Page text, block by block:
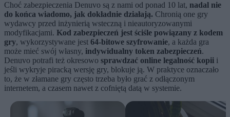
Choć zabezpieczenia Denuvo są z nami od ponad 10 lat, nadal nie
do końca wiadomo, jak dokładnie działają. Chronią one gry
wydawcy przed inżynierią wsteczną i nieautoryzowanymi
modyfikacjami. Kod zabezpieczeń jest ściśle powiązany z kodem
gry, wykorzystywane jest 64‑bitowe szyfrowanie, a każda gra
może mieć swój własny, indywidualny token zabezpieczeń.
Denuvo potrafi też okresowo sprawdzać online legalność kopii i
jeśli wykryje piracką wersję gry, blokuje ją. W praktyce oznaczało
to, że w złamane gry często trzeba było grać z odłączonym
internetem, a czasem nawet z cofniętą datą w systemie.